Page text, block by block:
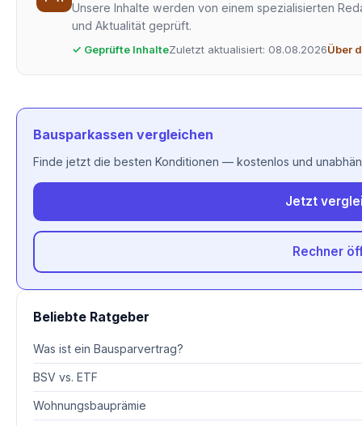
Unsere Inhalte werden von einem spezialisierten
und Aktualität geprüft.
✓ Geprüfte InhalteZuletzt aktualisiert: 08.08.2026Über
Bausparkassen vergleichen
Finde jetzt die besten Konditionen — kostenlos und
Jetzt
Rechner
Beliebte Ratgeber
Was ist ein Bausparvertrag?
BSV vs. ETF
Wohnungsbauprämie